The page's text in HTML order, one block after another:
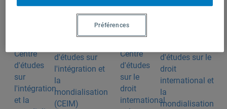
Produit par
d'études sur
l'intégration et
la
mondialisation
(CEIM)
d'études sur le
droit
international et
la
mondialisation
Préférences